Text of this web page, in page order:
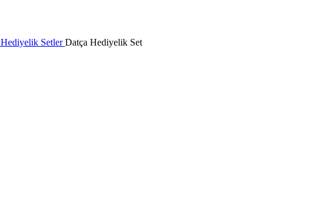
Hediyelik SetlerDatça Hediyelik Set